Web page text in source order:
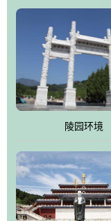
用全仿古式建筑，寻
区建设中寻求陵园建
的地形优势，打造现
合服务设施，服务于
托、相互促进，园区
陵园环境